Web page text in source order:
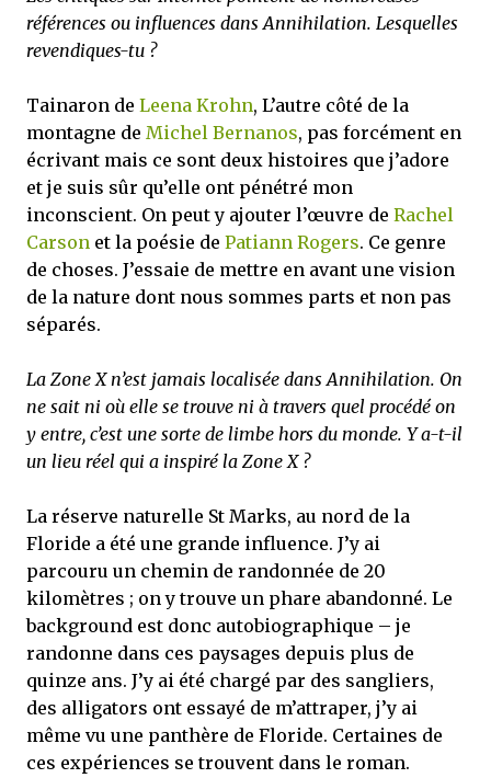
références ou influences dans Annihilation. Lesquelles
revendiques-tu ?
Tainaron de Leena Krohn, L’autre côté de la
montagne de Michel Bernanos, pas forcément en
écrivant mais ce sont deux histoires que j’adore
et je suis sûr qu’elle ont pénétré mon
inconscient. On peut y ajouter l’œuvre de Rachel
Carson et la poésie de Patiann Rogers. Ce genre
de choses. J’essaie de mettre en avant une vision
de la nature dont nous sommes parts et non pas
séparés.
La Zone X n’est jamais localisée dans Annihilation. On
ne sait ni où elle se trouve ni à travers quel procédé on
y entre, c’est une sorte de limbe hors du monde. Y a-t-il
un lieu réel qui a inspiré la Zone X ?
La réserve naturelle St Marks, au nord de la
Floride a été une grande influence. J’y ai
parcouru un chemin de randonnée de 20
kilomètres ; on y trouve un phare abandonné. Le
background est donc autobiographique – je
randonne dans ces paysages depuis plus de
quinze ans. J’y ai été chargé par des sangliers,
des alligators ont essayé de m’attraper, j’y ai
même vu une panthère de Floride. Certaines de
ces expériences se trouvent dans le roman.